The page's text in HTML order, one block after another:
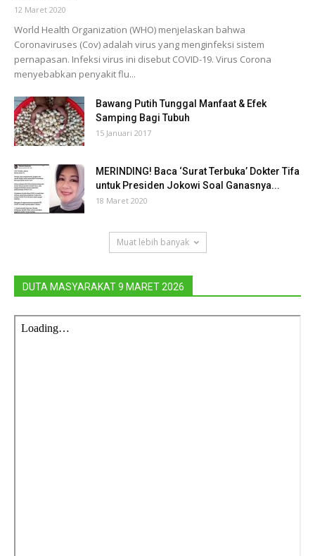
12 Maret 2020
World Health Organization (WHO) menjelaskan bahwa
Coronaviruses (Cov) adalah virus yang menginfeksi sistem
pernapasan. Infeksi virus ini disebut COVID-19. Virus Corona
menyebabkan penyakit flu...
Bawang Putih Tunggal Manfaat & Efek
Samping Bagi Tubuh
15 Januari 2017
MERINDING! Baca ‘Surat Terbuka’ Dokter Tifa
untuk Presiden Jokowi Soal Ganasnya...
18 Maret 2020
Muat lebih banyak
DUTA MASYARAKAT 9 MARET 2026